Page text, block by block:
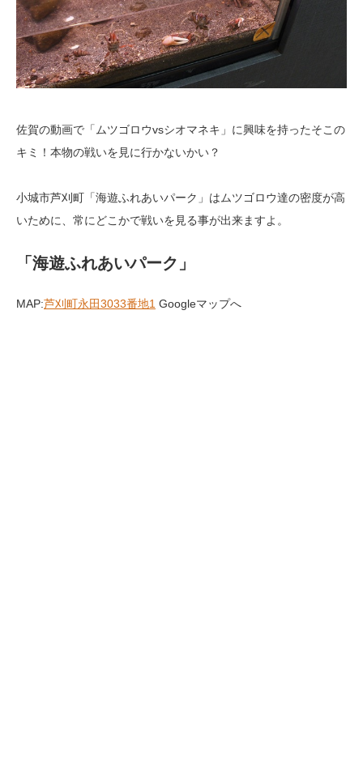
佐賀の動画で「ムツゴロウvsシオマネキ」に興味を持ったそこの
キミ！本物の戦いを見に行かないかい？
小城市芦刈町「海遊ふれあいパーク」はムツゴロウ達の密度が高
いために、常にどこかで戦いを見る事が出来ますよ。
「海遊ふれあいパーク」
MAP:芦刈町永田3033番地1 Googleマップへ